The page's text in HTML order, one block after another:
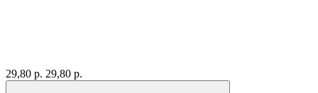
29,80 р. 29,80 р.